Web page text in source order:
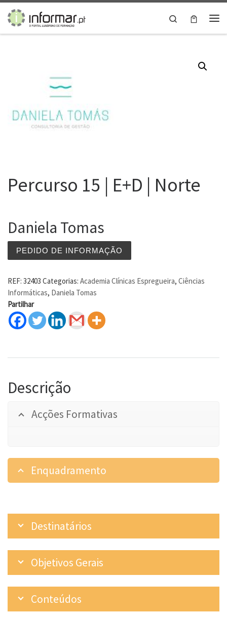
Skip to content
Search
Percurso 15 | E+D | Norte
Daniela Tomas
PEDIDO DE INFORMAÇÃO
REF: 32403 Categorias: Academia Clínicas Espregueira, Ciências
Informáticas, Daniela Tomas
Partilhar
Descrição
Acções Formativas
Enquadramento
Destinatários
Objetivos Gerais
Conteúdos